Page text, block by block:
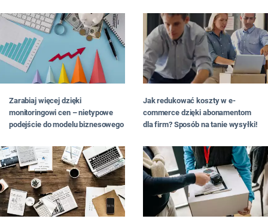
Zarabiaj więcej dzięki
monitoringowi cen – nietypowe
podejście do modelu biznesowego
Jak redukować koszty w e-
commerce dzięki abonamentom
dla firm? Sposób na tanie wysyłki!